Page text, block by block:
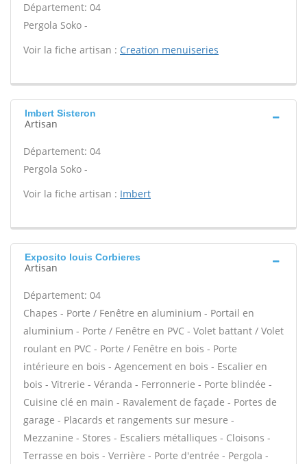
Département: 04
Pergola Soko -
Voir la fiche artisan : Creation menuiseries
Imbert Sisteron
Artisan
Département: 04
Pergola Soko -
Voir la fiche artisan : Imbert
Exposito louis Corbieres
Artisan
Département: 04
Chapes - Porte / Fenêtre en aluminium - Portail en
aluminium - Porte / Fenêtre en PVC - Volet battant / Volet
roulant en PVC - Porte / Fenêtre en bois - Porte
intérieure en bois - Agencement en bois - Escalier en
bois - Vitrerie - Véranda - Ferronnerie - Porte blindée -
Cuisine clé en main - Ravalement de façade - Portes de
garage - Placards et rangements sur mesure -
Mezzanine - Stores - Escaliers métalliques - Cloisons -
Terrasse en bois - Verrière - Porte d'entrée - Pergola -